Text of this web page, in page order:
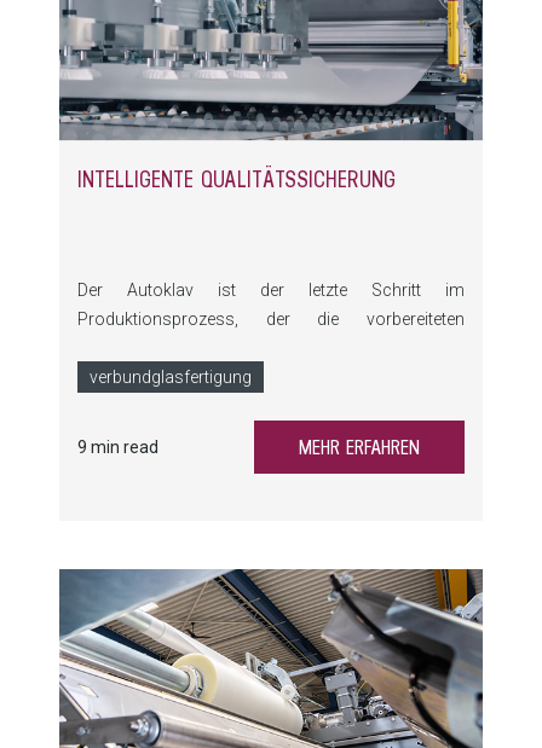
INTELLIGENTE QUALITÄTSSICHERUNG
Der Autoklav ist der letzte Schritt im
Produktionsprozess, der die vorbereiteten
sind auch bei diesem Prozessschritt hohe Qualität
denn sie bedeuten…
verbundglasfertigung
9 min read MEHR ERFAHREN